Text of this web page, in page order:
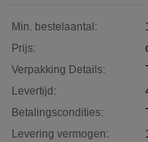
Min. bestelaantal:
Prijs:
Verpakking Details:
Levertijd:
Betalingscondities:
Levering vermogen: